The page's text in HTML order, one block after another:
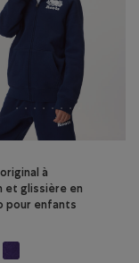
pour enfants: SEL ET
à
et glissière en
pour enfants